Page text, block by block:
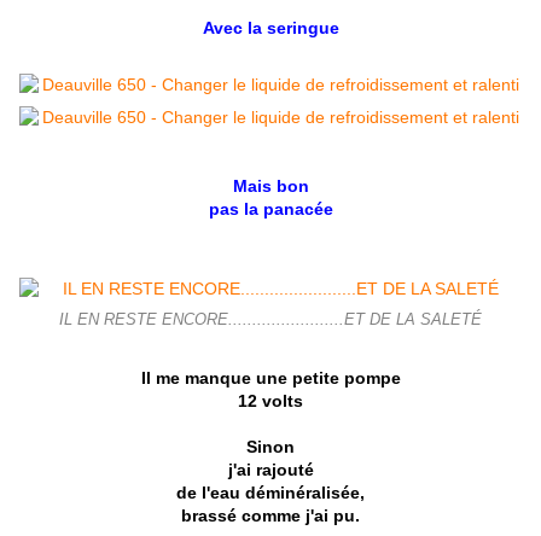
Avec la seringue
Mais bon
pas la panacée
IL EN RESTE ENCORE........................ET DE LA SALETÉ
Il me manque une petite pompe
12 volts
Sinon
j'ai rajouté
de l'eau déminéralisée,
brassé comme j'ai pu.